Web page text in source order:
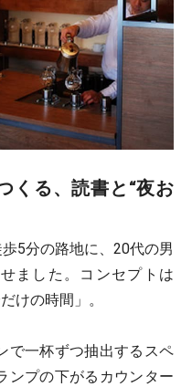
くる、読書と“夜お
5分の路地に、20代の男
ました。コンセプトは
けの時間」。
で一杯ずつ抽出するスペ
ンプの下がるカウンター